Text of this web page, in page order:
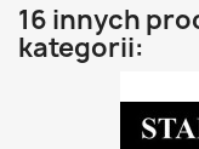
16 innych
kategorii: